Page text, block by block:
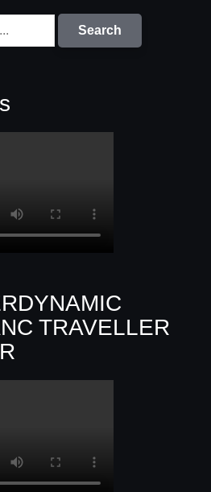
TRAVELLER